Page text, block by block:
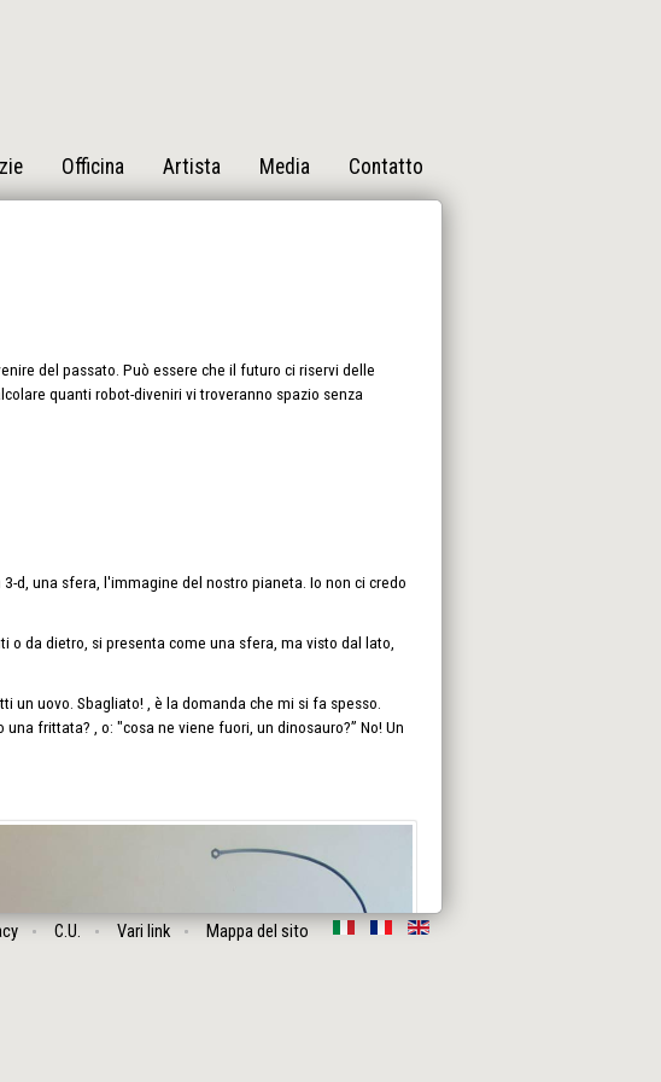
Officina Artista Media Contatto
del passato. Può essere che il futuro ci riservi delle
quanti robot-diveniri vi troveranno spazio senza
d, una sfera, l'immagine del nostro pianeta. Io non ci credo
da dietro, si presenta come una sfera, ma visto dal lato,
un uovo. Sbagliato! , è la domanda che mi si fa spesso.
frittata? , o: "cosa ne viene fuori, un dinosauro?” No! Un
C.U. Vari link Mappa del sito